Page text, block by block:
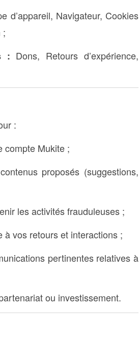
d’appareil, Navigateur, Cookies
;
: Dons, Retours d’expérience,
:
compte Mukite ;
proposés (suggestions,
les activités frauduleuses ;
vos retours et interactions ;
pertinentes relatives à
ou investissement.